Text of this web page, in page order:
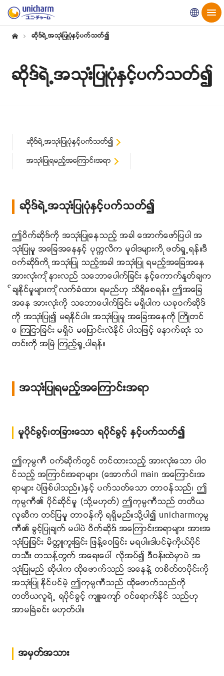
ဆိုဒ္ရဲ႕အသုးံျပဳပုံႏွင့္ပက္သတ္၍
ဆိုဒ္ရဲ႕အသုးံျပဳပုံႏွင့္ပက္သတ္၍
ဆိုဒ္ရဲ႕အသုးံျပဳပုံႏွင့္ပက္သတ္၍
အသုးံျပဳရမည့္အေၾကာင္းအရာ
ဆိုဒ္ရဲ႕အသုးံျပဳပုံႏွင့္ပက္သတ္၍
ဤဝိက္ဆိုဒ္ကို အသုးံျပဳေနသည့္ အခါ ေအာက္ေဖာ္ျပပါ အ
သုးံျပဳမူွ အေျခအေနႏွင့္ ပုကၠလိက မူဝါဒမ်ားကိ ုဖတ္ရႈ႕ရန္။ဒီ
ဝက္ဆိုဒ္ကိ ုအသုးံျပဳ သည့္အခါ အသုးံျပဳ ရမည့္အေျခအေန
အားလုးံက ိုနားလည္ သေဘာေပါက္ျခင္း ႏွင့္ေကာက္ႏႈတ္ခ်က
္ခ်ႏိုင္မူွမ်ားက ိုလက္ခံထား ရမည္ဟု သိရွိေစရန္။ ဤအေျခ
အေန အားလုးံကို သေဘာေပါက္ျခင္း မရွိပါက ယခုဝက္ဆိုဒ္
ကို အသုးံျပဳ၍ မရႏိုင္ပါ။ အသုးံျပဳမႈ အေျခအေနကို ႀကိဳတင္
ေ ၾကျငာျခင္း မရွိပဲ မေျပာင္းလဲႏိုင္ ပါသျဖင့္ ေနာက္ဆုးံ သ
တင္းကို အၿမဲ ၾကည့္႐ူ႕ပါရန္။
အသုးံျပဳရမည့္အေၾကာင္းအရာ
မူပိုင္ခြင့္၊တျခားေသာ ရပိုင္ခြင့္ ႏွင့္ပက္သတ္၍
ဤကုမၸဏီ ဝက္ဆိုက္တြင္ တင္ထားသည့္ အားလုးံေသာ ပါဝ
င္သည့္ အၾကာင္းအရာမ်ား (ေအာက္ပါ main အေၾကာင္းအ
ရာမ်ား ပဲျဖစ္ပါသည္။)ႏွင့္ ပက္သတ္ေသာ တာဝန္သည္၊ ဤ
ကုမၸဏီ၏ ပိုင္ဆိုင္မူွ (သို႔မဟုတ္) ဤကုမၸဏီသည္ တတိယ
လူဆီက တင္ျပမူွ တာဝန္ကို ရရွိမည္။သို႔ပါ၍ unicharmကုမၸ
ဏီ၏ ခြင့္ျပဳခ်က္ မပါပဲ ဝိက္ဆိုဒ္ အေၾကာင္းအရာမ်ား အားအ
သုးံျပဳျခင္း မိတၱဴကူးျခင္း ျဖန႔္ေဝျခင္း မရပါ။ဒါပင္မဲ့ကိုယ္ပိုင္
တသီး တသန႔္တြက္ အေရးေပၚ လိုအပ္၍ ဒီဝန္းထဲမွာပဲ အ
သုးံျပဳမည္ ဆိုပါက ထိုေဖာက္သည္ အေနနဲ႔ တစိတ္တပိုင္းကို
အသုးံျပဳ ႏိုင္ပင္မဲ့ ဤကုမၸဏီသည္ ထိုေဖာက္သည္ကို
တတိယလူရဲ႕ ရပိုင္ခြင့္ က်ဴးေက်ာ္ ဝင္ေရာက္ႏိုင္ သည္ဟု
အာမၿခံခင္း မဟုတ္ပါ။
အမွတ္အသား